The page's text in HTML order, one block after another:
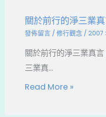
關於前行的淨三業
發佈留言 / 修行觀念 / 2007
關於前行的淨三業真
三業真...
Read More »